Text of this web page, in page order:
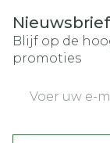
Nieuwsbrief
Blijf op de
promoties